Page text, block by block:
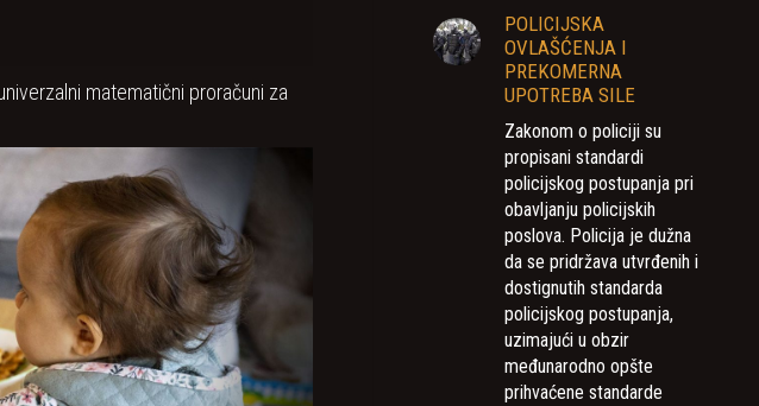
matematični proračuni za
POLICIJSKA
OVLAŠĆENJA I
PREKOMERNA
UPOTREBA SILE
Zakonom o policiji su
propisani standardi
policijskog postupanja pri
obavljanju policijskih
poslova. Policija je dužna
da se pridržava utvrđenih i
dostignutih standarda
policijskog postupanja,
uzimajući u obzir
međunarodno opšte
prihvaćene standarde